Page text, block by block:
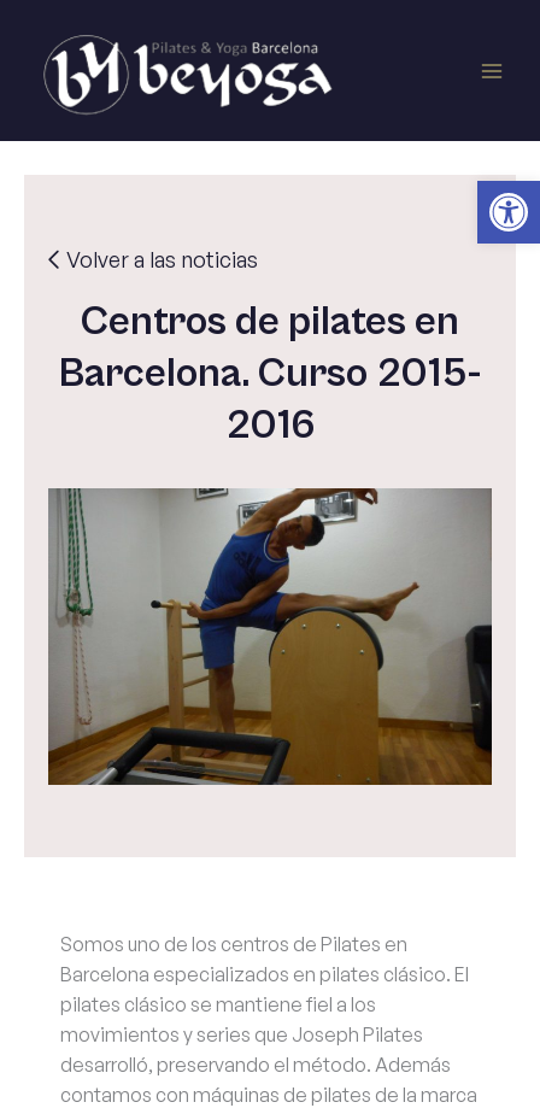
contenido
Volver a las noticias
Centros de pilates en
Barcelona. Curso 2015-
2016
Somos uno de los centros de Pilates en
Barcelona especializados en pilates clásico. El
pilates clásico se mantiene fiel a los
movimientos y series que Joseph Pilates
desarrolló, preservando el método. Además
contamos con máquinas de pilates de la marca